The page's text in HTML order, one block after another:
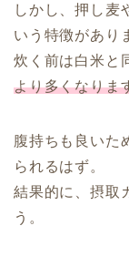
しかし、押し麦
いう特徴があり
炊く前は白米と
より多くなりま
腹持ちも良いた
られるはず。
結果的に、摂取
う。